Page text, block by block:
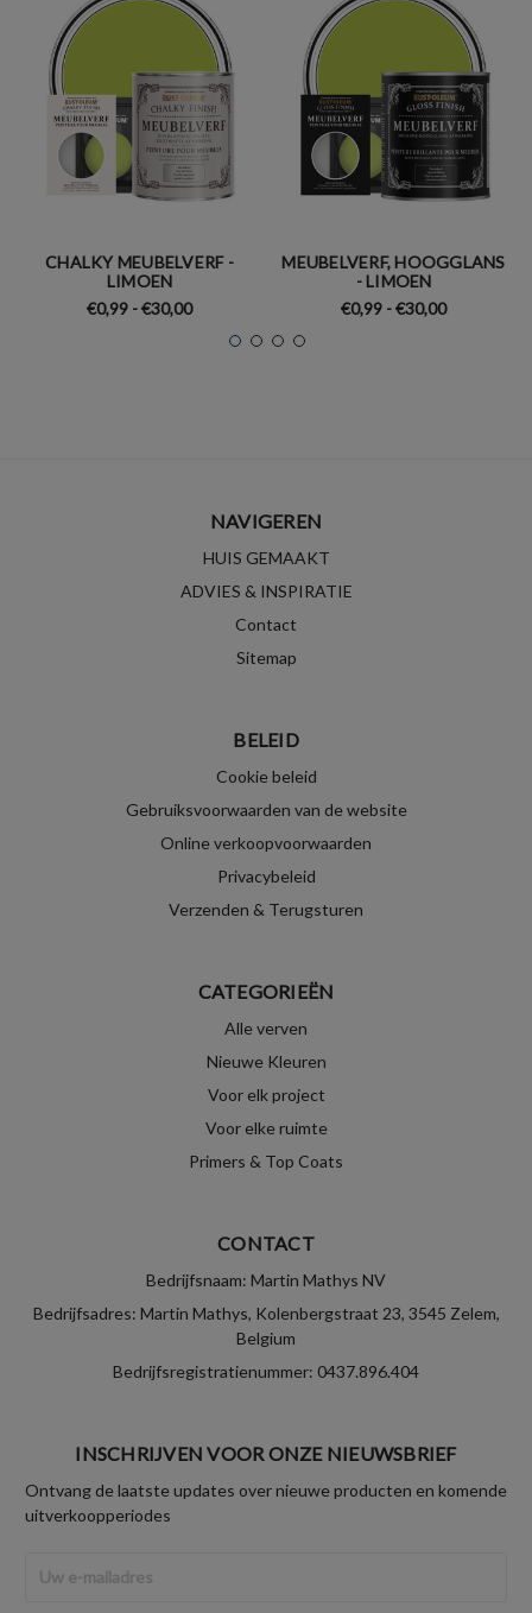
CHALKY MEUBELVERF -
LIMOEN
€0,99 - €30,00
MEUBELVERF, HOOGGLANS
- LIMOEN
€0,99 - €30,00
NAVIGEREN
HUIS GEMAAKT
ADVIES & INSPIRATIE
Contact
Sitemap
BELEID
Cookie beleid
Gebruiksvoorwaarden van de website
Online verkoopvoorwaarden
Privacybeleid
Verzenden & Terugsturen
CATEGORIEËN
Alle verven
Nieuwe Kleuren
Voor elk project
Voor elke ruimte
Primers & Top Coats
CONTACT
Bedrijfsnaam: Martin Mathys NV
Bedrijfsadres: Martin Mathys, Kolenbergstraat 23, 3545 Zelem,
Belgium
Bedrijfsregistratienummer: 0437.896.404
INSCHRIJVEN VOOR ONZE NIEUWSBRIEF
Ontvang de laatste updates over nieuwe producten en komende
uitverkoopperiodes
mailadres